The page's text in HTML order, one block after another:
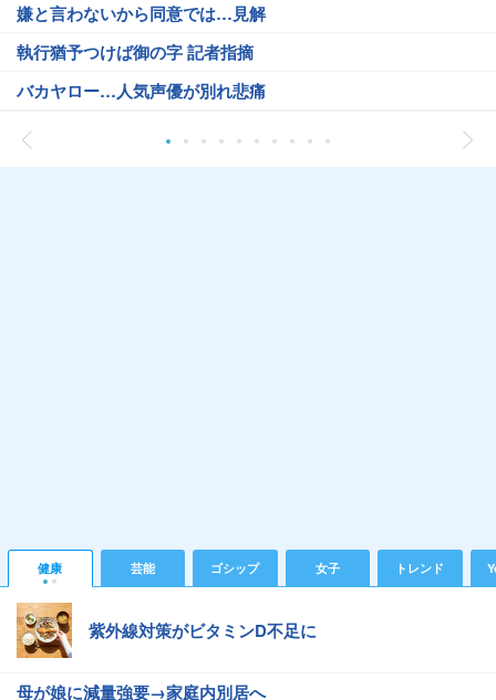
嫌と言わないから同意では…見解
執行猶予つけば御の字 記者指摘
バカヤロー…人気声優が別れ悲痛
健康 芸能 ゴシップ 女子 トレンド
紫外線対策がビタミンD不足に
母が娘に減量強要→家庭内別居へ